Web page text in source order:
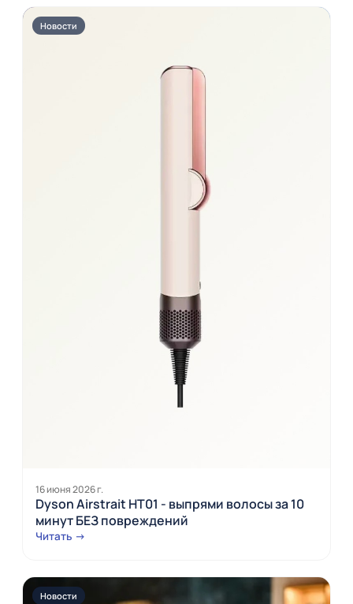
Новости
16 июня 2026 г.
Dyson Airstrait HT01 - выпрями волосы за 10
минут БЕЗ повреждений
Читать →
Новости